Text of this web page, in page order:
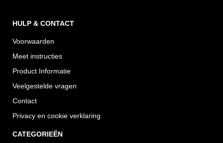
HULP & CONTACT
Voorwaarden
Meet instructies
Product Informatie
Veelgestelde vragen
Contact
Privacy en cookie verklaring
CATEGORIEËN